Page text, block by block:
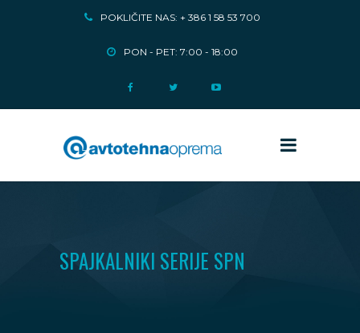
POKLIČITE NAS: + 386 1 58 53 700
PON - PET: 7:00 - 18:00
SPAJKALNIKI SERIJE SPN